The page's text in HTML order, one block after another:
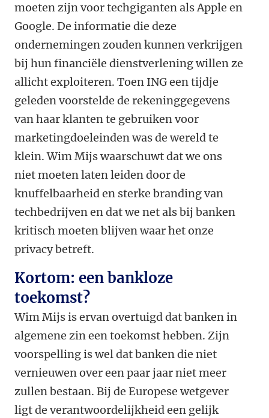
moeten zijn voor techgiganten als Apple en
Google. De informatie die deze
ondernemingen zouden kunnen verkrijgen
bij hun financiële dienstverlening willen ze
allicht exploiteren. Toen ING een tijdje
geleden voorstelde de rekeninggegevens
van haar klanten te gebruiken voor
marketingdoeleinden was de wereld te
klein. Wim Mijs waarschuwt dat we ons
niet moeten laten leiden door de
knuffelbaarheid en sterke branding van
techbedrijven en dat we net als bij banken
kritisch moeten blijven waar het onze
privacy betreft.
Kortom: een bankloze
toekomst?
Wim Mijs is ervan overtuigd dat banken in
algemene zin een toekomst hebben. Zijn
voorspelling is wel dat banken die niet
vernieuwen over een paar jaar niet meer
zullen bestaan. Bij de Europese wetgever
ligt de verantwoordelijkheid een gelijk